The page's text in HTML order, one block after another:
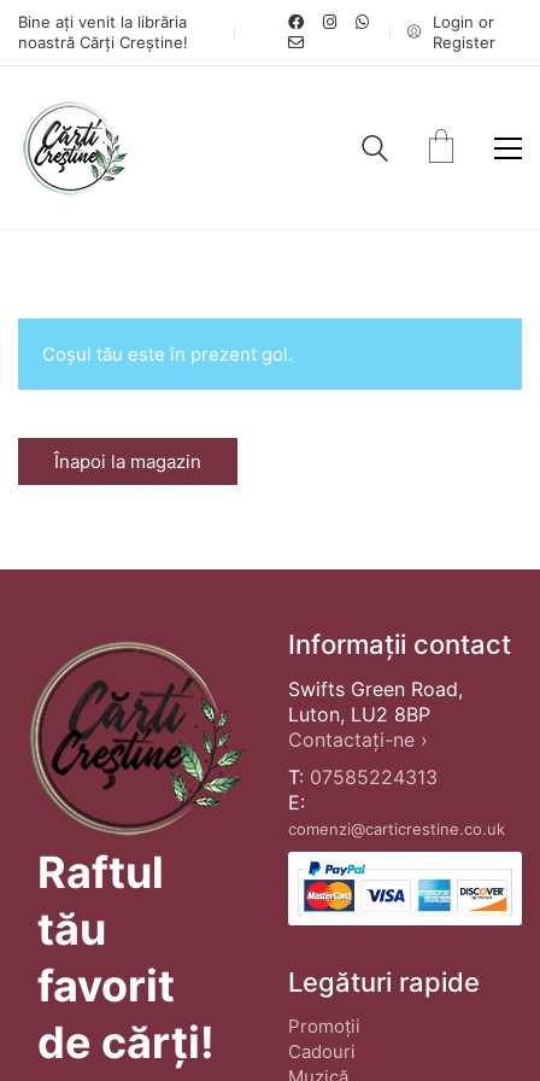
Bine ați venit la librăria
noastră Cărți Creștine!
Login or
Register
Coșul tău este în prezent gol.
Înapoi la magazin
Raftul
tău
favorit
de cărți!
Informații contact
Swifts Green Road,
Luton, LU2 8BP
Contactați-ne ›
T: 07585224313
E:
comenzi@carticrestine.co.uk
Legături rapide
Promoții
Cadouri
Muzică